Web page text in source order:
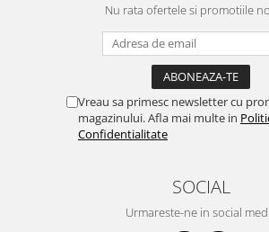
Nu rata ofertele si promotiile
Vreau sa primesc newsletter cu
magazinului. Afla mai multe in
Confidentialitate
SOCIAL
Urmareste-ne in social